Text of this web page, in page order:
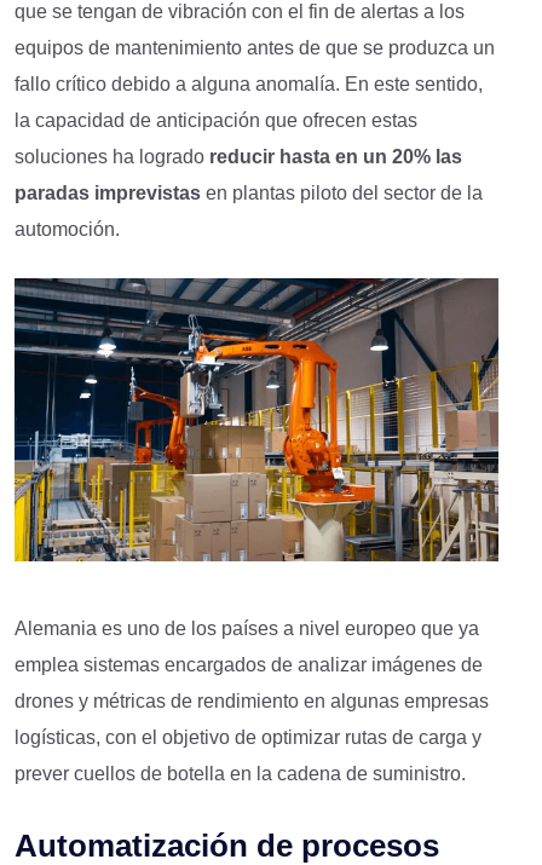
que se tengan de vibración con el fin de alertas a los
equipos de mantenimiento antes de que se produzca un
fallo crítico debido a alguna anomalía. En este sentido,
la capacidad de anticipación que ofrecen estas
soluciones ha logrado reducir hasta en un 20% las
paradas imprevistas en plantas piloto del sector de la
automoción.
Alemania es uno de los países a nivel europeo que ya
emplea sistemas encargados de analizar imágenes de
drones y métricas de rendimiento en algunas empresas
logísticas, con el objetivo de optimizar rutas de carga y
prever cuellos de botella en la cadena de suministro.
Automatización de procesos